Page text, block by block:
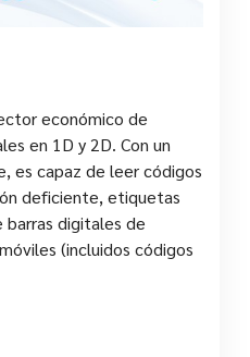
económico de
en 1D y 2D. Con un
es capaz de leer códigos
deficiente, etiquetas
digitales de
(incluidos códigos